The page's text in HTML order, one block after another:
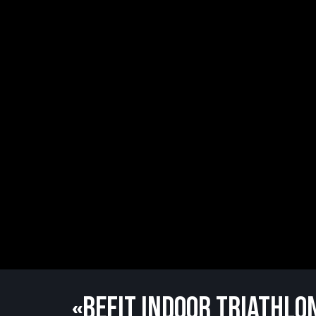
«BEFIT INDOOR